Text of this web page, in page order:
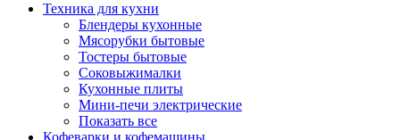
Техника для кухни
Блендеры кухонные
Мясорубки бытовые
Тостеры бытовые
Соковыжималки
Кухонные плиты
Мини-печи электрические
Показать все
Кофеварки и кофемашины